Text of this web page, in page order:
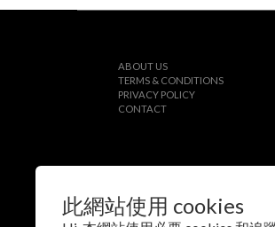
此網站使用 cookies
ABOUT US
TERMS & CONDITIONS
PRIVACY POLICY
CONTACT
$ TWD 繁體中文